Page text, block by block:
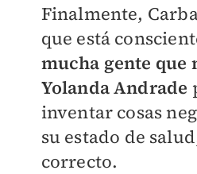
Finalmente,
que está
mucha gente que
Yolanda Andrade
inventar cosas
su estado de
correcto.